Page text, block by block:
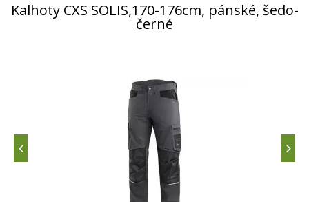
Kalhoty CXS SOLIS,170-176cm, pánské, šedo-
černé